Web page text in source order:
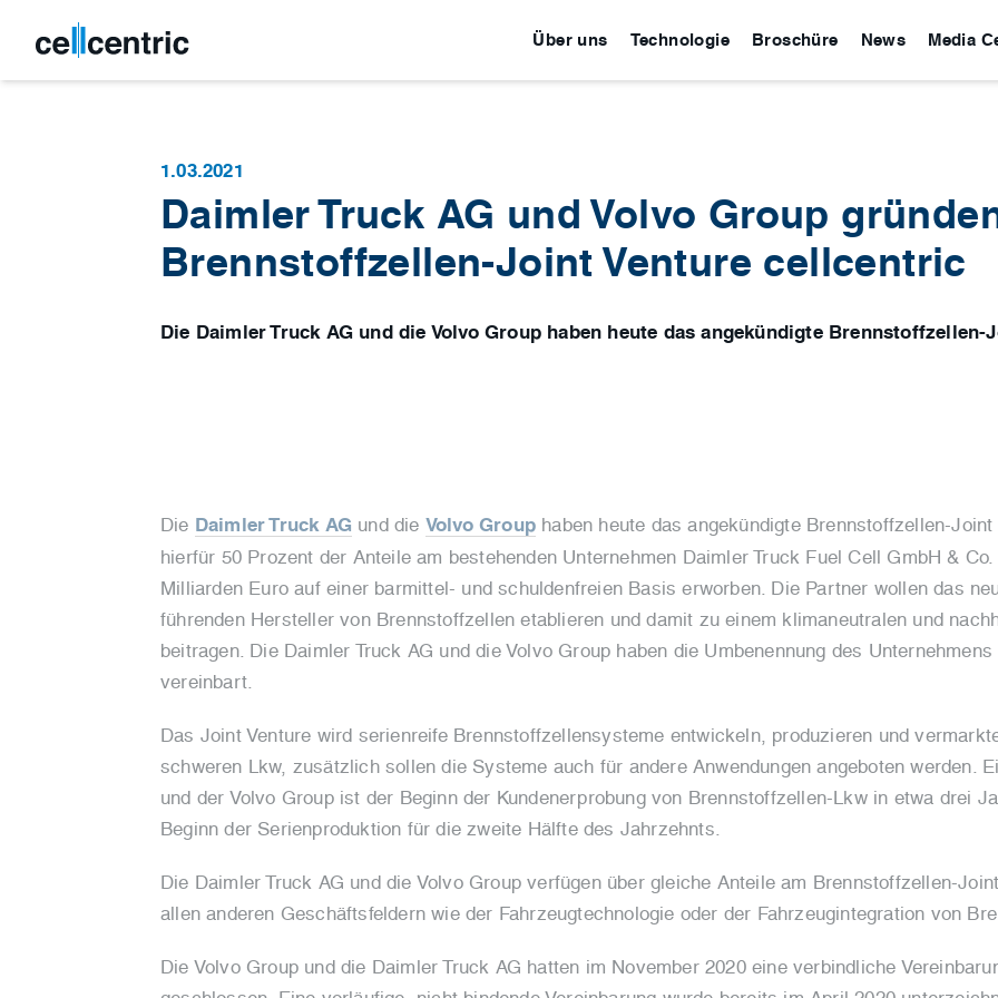
Über uns Technologie Broschüre News Media
1.03.2021
Daimler Truck AG und Volvo Group
Brennstoffzellen-Joint Venture cellcentric
Die Daimler Truck AG und die Volvo Group haben heute das angekündigte Brennstoffzellen-
Die Daimler Truck AG und die Volvo Group haben heute das angekündigte Brennstoffzellen-
hierfür 50 Prozent der Anteile am bestehenden Unternehmen Daimler Truck Fuel Cell GmbH &
Milliarden Euro auf einer barmittel- und schuldenfreien Basis erworben. Die Partner wollen das
führenden Hersteller von Brennstoffzellen etablieren und damit zu einem klimaneutralen und
beitragen. Die Daimler Truck AG und die Volvo Group haben die Umbenennung des
vereinbart.
Das Joint Venture wird serienreife Brennstoffzellensysteme entwickeln, produzieren und
schweren Lkw, zusätzlich sollen die Systeme auch für andere Anwendungen angeboten werden.
und der Volvo Group ist der Beginn der Kundenerprobung von Brennstoffzellen-Lkw in etwa drei
Beginn der Serienproduktion für die zweite Hälfte des Jahrzehnts.
Die Daimler Truck AG und die Volvo Group verfügen über gleiche Anteile am Brennstoffzellen-
allen anderen Geschäftsfeldern wie der Fahrzeugtechnologie oder der Fahrzeugintegration von
Die Volvo Group und die Daimler Truck AG hatten im November 2020 eine verbindliche